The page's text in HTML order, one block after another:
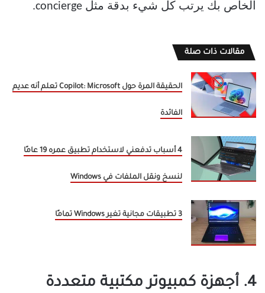
الخاص بك يرتب كل شيء بدقة مثل concierge.
مقالات ذات صلة
الحقيقة المرة حول Copilot: Microsoft تعلم أنه عديم
الفائدة
4 أسباب تدفعني لاستخدام تطبيق عمره 19 عامًا
لنسخ ونقل الملفات في Windows
3 تطبيقات مجانية تغير Windows تمامًا
4. أجهزة كمبيوتر مكتبية متعددة